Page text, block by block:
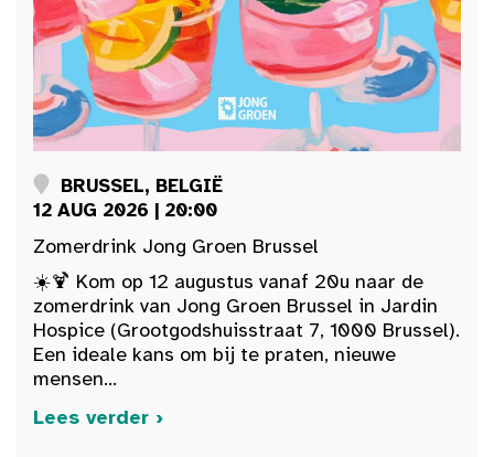
BRUSSEL, BELGIË
12 AUG 2026 | 20:00
Zomerdrink Jong Groen Brussel
☀️🍹 Kom op 12 augustus vanaf 20u naar de
zomerdrink van Jong Groen Brussel in Jardin
Hospice (Grootgodshuisstraat 7, 1000 Brussel).
Een ideale kans om bij te praten, nieuwe
mensen...
Lees verder ›